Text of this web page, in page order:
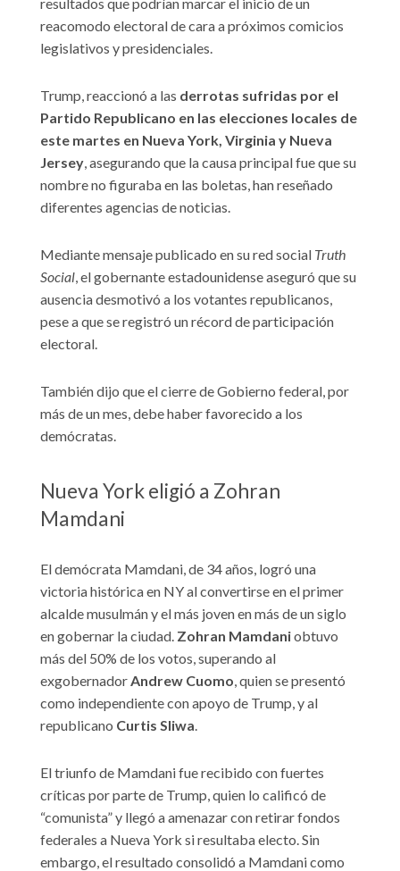
reacomodo electoral de cara a próximos comicios
legislativos y presidenciales.
Trump, reaccionó a las derrotas sufridas por el
Partido Republicano en las elecciones locales de
este martes en Nueva York, Virginia y Nueva
Jersey, asegurando que la causa principal fue que su
nombre no figuraba en las boletas, han reseñado
diferentes agencias de noticias.
Mediante mensaje publicado en su red social Truth
Social, el gobernante estadounidense aseguró que su
ausencia desmotivó a los votantes republicanos,
pese a que se registró un récord de participación
electoral.
También dijo que el cierre de Gobierno federal, por
más de un mes, debe haber favorecido a los
demócratas.
Nueva York eligió a Zohran
Mamdani
El demócrata Mamdani, de 34 años, logró una
victoria histórica en NY al convertirse en el primer
alcalde musulmán y el más joven en más de un siglo
en gobernar la ciudad. Zohran Mamdaniobtuvo
más del 50% de los votos, superando al
exgobernadorAndrew Cuomo, quien se presentó
como independiente con apoyo de Trump, y al
republicano Curtis Sliwa.
El triunfo de Mamdani fue recibido con fuertes
críticas por parte de Trump, quien lo calificó de
“comunista” y llegó a amenazar con retirar fondos
federales a Nueva York si resultaba electo. Sin
embargo, el resultado consolidó a Mamdani como